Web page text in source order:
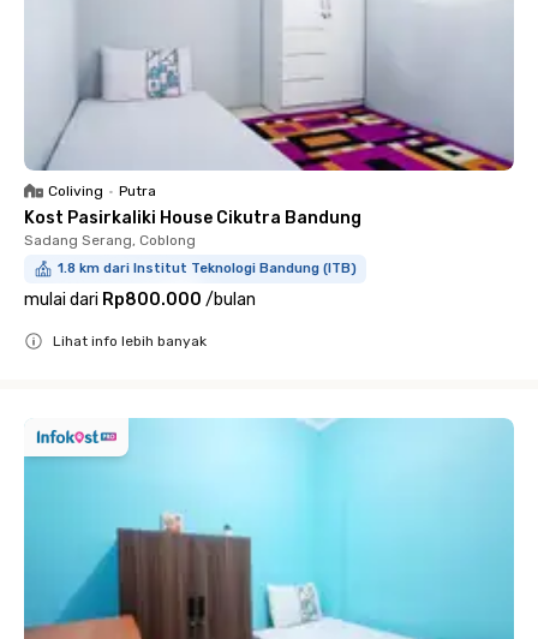
Coliving • Putra
Kost Pasirkaliki House Cikutra Bandung
Sadang Serang, Coblong
1.8 km dari Institut Teknologi Bandung (ITB)
mulai dari Rp800.000 /bulan
Lihat info lebih banyak